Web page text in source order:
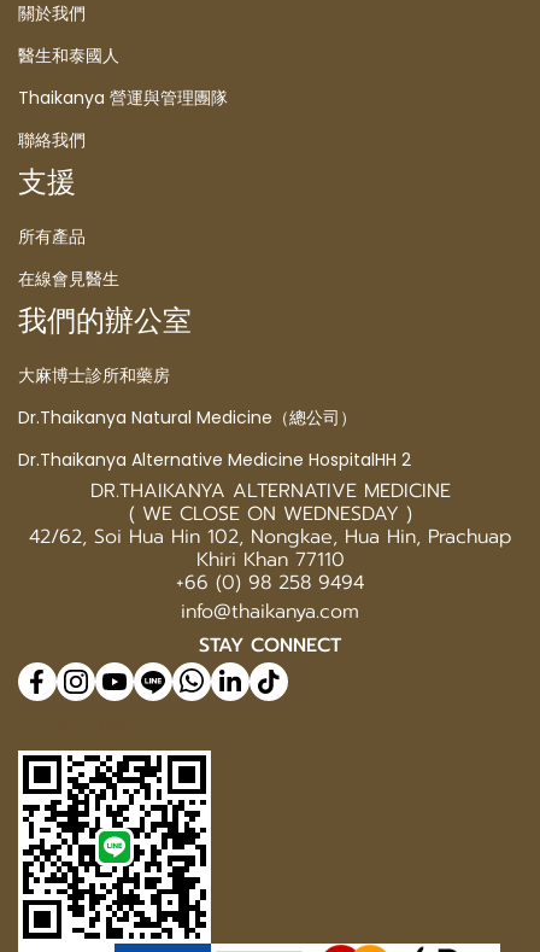
關於我們
醫生和泰國人
Thaikanya 營運與管理團隊
聯絡我們
支援
所有產品
在線會見醫生
我們的辦公室
大麻博士診所和藥房
Dr.Thaikanya Natural Medicine（總公司）
Dr.Thaikanya Alternative Medicine HospitalHH 2
DR.THAIKANYA ALTERNATIVE MEDICINE
( WE CLOSE ON WEDNESDAY )
42/62, Soi Hua Hin 102, Nongkae, Hua Hin, Prachuap
Khiri Khan 77110
+66 (0) 98 258 9494
info@thaikanya.com
STAY CONNECT